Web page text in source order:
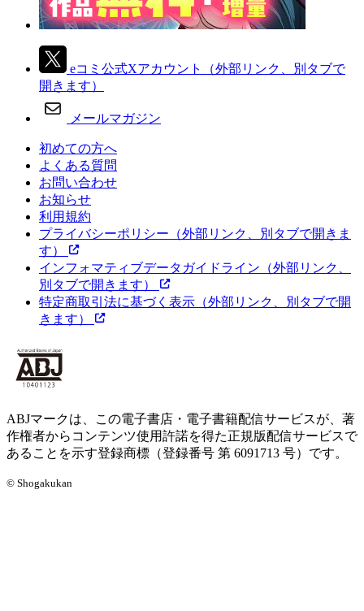
eコミ公式Xアカウント
（外部リンク、別タブで
開きます）
メールマガジン
初めての方へ
よくある質問
お問い合わせ
お知らせ
利用規約
プライバシーポリシー （外部リンク、別タブで開きま
す）
インフォマティブデータガイドライン （外部リンク、
別タブで開きます）
特定商取引法に基づく表示 （外部リンク、別タブで開
きます）
ABJマークは、この電子書店・電子書籍配信サービスが、著
作権者からコンテンツ使用許諾を得た正規版配信サービスで
あることを示す登録商標（登録番号 第 6091713 号）です。
© Shogakukan